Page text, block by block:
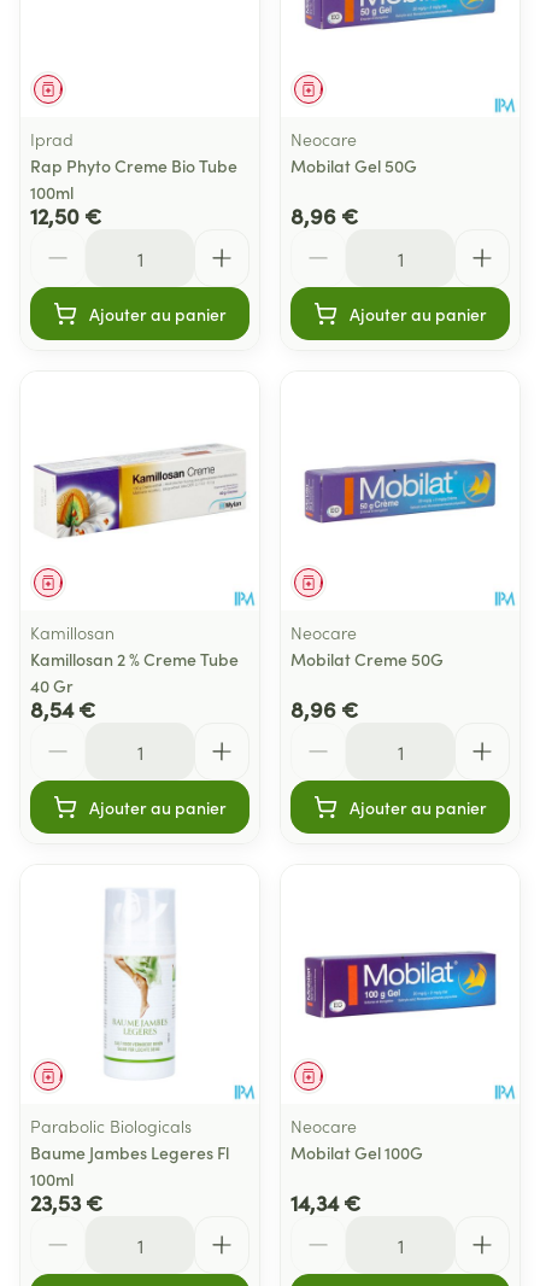
Médicament
Iprad
Rap Phyto Creme Bio Tube
100ml
12,50 €
Ajouter au panier
Médicament
Neocare
Mobilat Gel 50G
8,96 €
Ajouter au panier
Médicament
Kamillosan
Kamillosan 2 % Creme Tube
40 Gr
8,54 €
Ajouter au panier
Médicament
Neocare
Mobilat Creme 50G
8,96 €
Ajouter au panier
Médicament
Parabolic Biologicals
Baume Jambes Legeres Fl
100ml
23,53 €
Médicament
Neocare
Mobilat Gel 100G
14,34 €